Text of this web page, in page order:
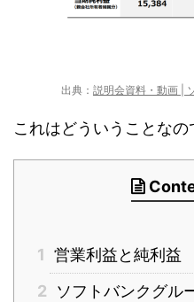
出典： 説明会資料・動画 |
これはどういうことなの
1 営業利益と純利益
2
ソフトバンクグル